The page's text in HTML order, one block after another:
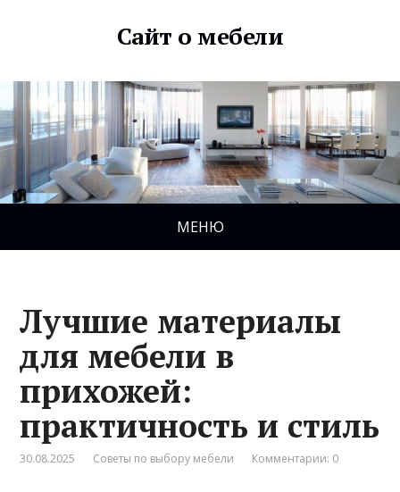
Сайт о мебели
МЕНЮ
Лучшие материалы
для мебели в
прихожей:
практичность и стиль
30.08.2025 Советы по выбору мебели Комментарии: 0